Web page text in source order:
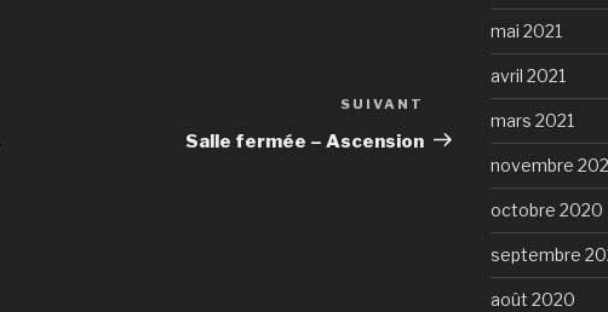
Article
suivant
SUIVANT
Salle fermée – Ascension
mai 2021
avril 2021
mars 2021
novembre
octobre 2020
septembre
août 2020